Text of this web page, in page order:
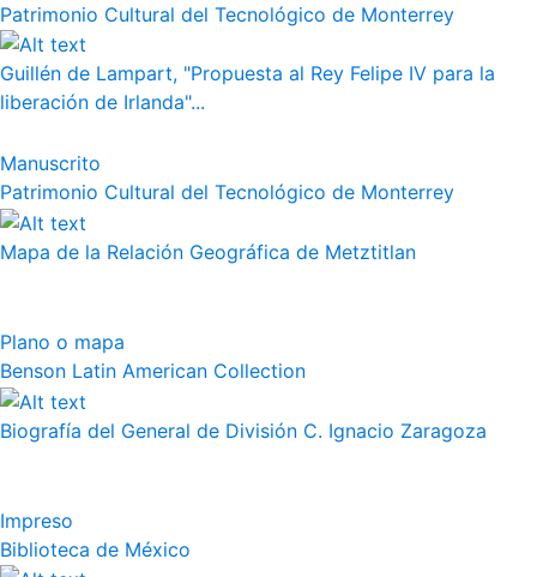
Patrimonio Cultural del Tecnológico de Monterrey
Guillén de Lampart, "Propuesta al Rey Felipe IV para la
liberación de Irlanda"...
Manuscrito
Patrimonio Cultural del Tecnológico de Monterrey
Mapa de la Relación Geográfica de Metztitlan
Plano o mapa
Benson Latin American Collection
Biografía del General de División C. Ignacio Zaragoza
Impreso
Biblioteca de México